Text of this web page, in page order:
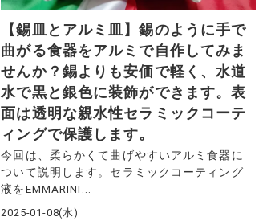
【錫皿とアルミ皿】錫のように手で
曲がる食器をアルミで自作してみま
せんか？錫よりも安価で軽く、水道
水で黒と銀色に装飾ができます。表
面は透明な親水性セラミックコーテ
ィングで保護します。
今回は、柔らかくて曲げやすいアルミ食器に
ついて説明します。セラミックコーティング
液をEMMARINI...
2025-01-08(水)